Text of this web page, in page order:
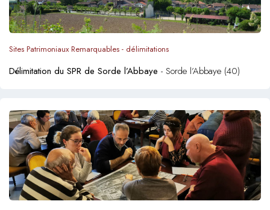
Sites Patrimoniaux Remarquables - délimitations
Délimitation du SPR de Sorde l’Abbaye - Sorde l’Abbaye (40)